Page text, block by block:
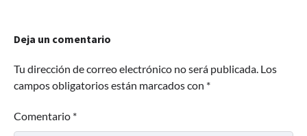
Deja un comentario
Tu dirección de correo electrónico no será publicada. Los
campos obligatorios están marcados con *
Comentario *